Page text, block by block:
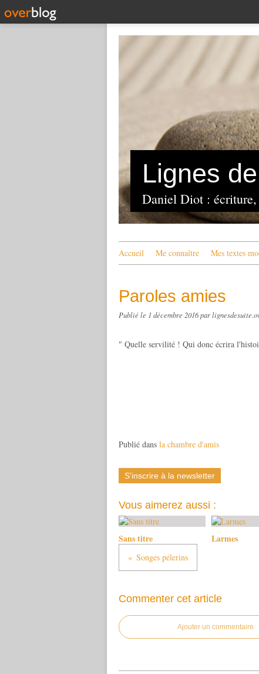
Lignes
Daniel Diot :
Accueil Me connaître Mes textes
Paroles amies
Publié le 1 décembre 2016par
" Quelle servilité ! Qui donc écrira
Publié dans la chambre d'amis
S'inscrire à la newsletter
Vous aimerez aussi :
Sans titre Larmes
Songes pélerins
Commenter cet article
Ajouter un commentaire